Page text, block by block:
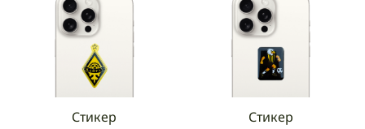
Международная доставка осуществляется от СДЭК
по тарифам курьерской компании.
Стикер Стикер